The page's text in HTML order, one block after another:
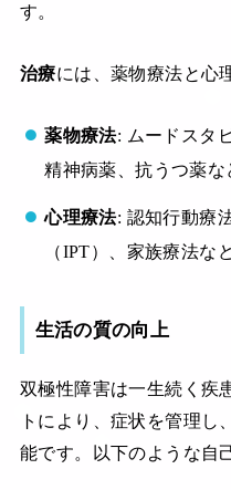
す。
治療には、薬物療法と心
薬物療法: ムードスタ
精神病薬、抗うつ薬な
心理療法: 認知行動療
（IPT）、家族療法な
生活の質の向上
双極性障害は一生続く疾
トにより、症状を管理し
能です。以下のような自